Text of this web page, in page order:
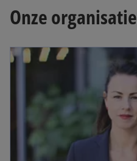
Onze organisatie